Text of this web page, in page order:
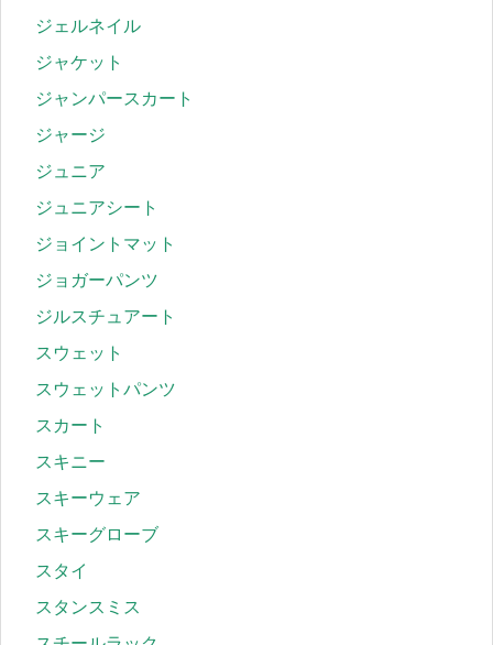
ジェルネイル
ジャケット
ジャンパースカート
ジャージ
ジュニア
ジュニアシート
ジョイントマット
ジョガーパンツ
ジルスチュアート
スウェット
スウェットパンツ
スカート
スキニー
スキーウェア
スキーグローブ
スタイ
スタンスミス